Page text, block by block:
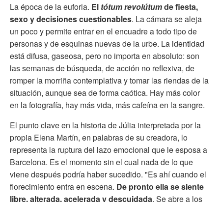
La época de la euforia. El tótum revolútumde fiesta,
sexo y decisiones cuestionables. La cámara se aleja
un poco y permite entrar en el encuadre a todo tipo de
personas y de esquinas nuevas de la urbe. La identidad
está difusa, gaseosa, pero no importa en absoluto: son
las semanas de búsqueda, de acción no reflexiva, de
romper la morriña contemplativa y tomar las riendas de la
situación, aunque sea de forma caótica. Hay más color
en la fotografía, hay más vida, más cafeína en la sangre.
El punto clave en la historia de Júlia interpretada por la
propia Elena Martín, en palabras de su creadora, lo
representa la ruptura del lazo emocional que le esposa a
Barcelona. Es el momento sin el cual nada de lo que
viene después podría haber sucedido. "Es ahí cuando el
florecimiento entra en escena. De pronto ella se siente
libre, alterada, acelerada y descuidada. Se abre a los